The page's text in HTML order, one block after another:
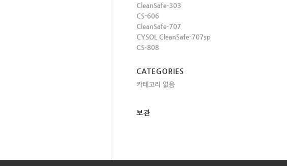
CleanSafe-303
CS-606
CleanSafe-707
CYSOL CleanSafe-707sp
CS-808
CATEGORIES
카테고리 없음
보관